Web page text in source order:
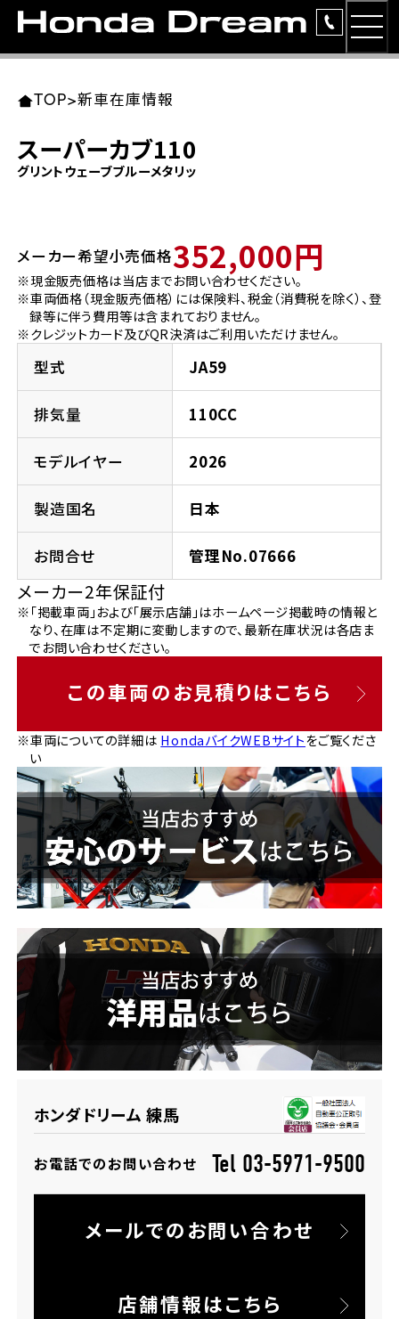
ラインアップ
レンタルバイク
洋用品
イベント
法人向けサービス
お問い合わせ
TOP>新車在庫情報
スーパーカブ110
グリントウェーブブルーメタリッ
メーカー希望小売価格352,000円
※現金販売価格は当店までお問い合わせください。
※車両価格（現金販売価格）には保険料、税金（消費税を除く）、登
録等に伴う費用等は含まれておりません。
※クレジットカード及びQR決済はご利用いただけません。
型式 JA59
排気量 110CC
モデルイヤー 2026
製造国名 日本
お問合せ 管理No.07666
メーカー2年保証付
※「掲載車両」および「展示店舗」はホームページ掲載時の情報と
なり、在庫は不定期に変動しますので、最新在庫状況は各店ま
でお問い合わせください。
この車両のお見積りはこちら
※車両についての詳細は HondaバイクWEBサイトをご覧くださ
い
ホンダドリーム 練馬
お電話でのお問い合わせ Tel 03-5971-9500
メールでのお問い合わせ
店舗情報はこちら
東北エリア 店舗一覧
岩手県
宮城県
ホンダドリーム 仙台泉
ホンダドリーム 宮城岩沼
福島県
ホンダドリーム 郡山
関東エリア 店舗一覧
東京都
ホンダドリーム 西東京
ホンダドリーム 練馬
ホンダドリーム 板橋
ホンダドリーム 葛飾
ホンダドリーム 大田
ホンダドリーム 立川
神奈川県
ホンダドリーム 磯子
ホンダドリーム 川崎宮前
ホンダドリーム 横浜緑
千葉県
ホンダドリーム 船橋
ホンダドリーム 松戸
ホンダドリーム 蘇我
ホンダドリーム ふかや花園
ホンダドリーム 所沢
中部エリア 店舗一覧
愛知県
ホンダドリーム 名古屋南
ホンダドリーム 小牧
ホンダドリーム 名古屋東
ホンダドリーム 一宮
ホンダドリーム 豊橋
ホンダドリーム 名古屋上小田井
岐阜県
ホンダドリーム 岐阜
近畿エリア 店舗一覧
大阪府
ホンダドリーム 箕面
ホンダドリーム 藤井寺
ホンダドリーム 東淀川
ホンダドリーム 豊中
京都府
ホンダドリーム 京都伏見
ホンダドリーム 京都北山
兵庫県
ホンダドリーム 神戸灘
ホンダドリーム 尼崎
ホンダドリーム 姫路
ホンダドリーム 西宮甲子園
奈良県
ホンダドリーム 奈良
中国・四国エリア 店舗一覧
岡山県
広島県
ホンダドリーム 広島
ホンダドリーム 福山
徳島県
ホンダドリーム 徳島
香川県
ホンダドリーム 高松
九州エリア 店舗一覧
福岡県
ホンダドリーム 福岡東
ホンダドリーム 久留米
ホンダドリーム 福岡春日
ホンダドリーム 福岡西
熊本県
ホンダドリーム 熊本